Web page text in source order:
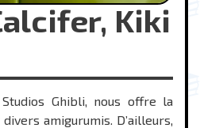
Kiki
Ghibli, nous offre la
amigurumis. D’ailleurs,